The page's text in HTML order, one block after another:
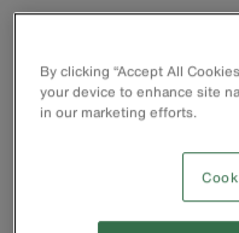
By clicking “Accept All
your device to enhance site
in our marketing efforts.